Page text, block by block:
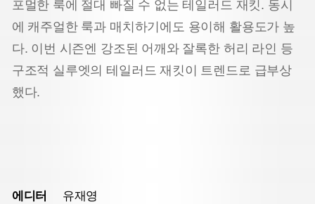
포멀한 룩에 절대 빠질 수 없는 테일러드 재킷. 동시
에 캐주얼한 룩과 매치하기에도 용이해 활용도가 높
다. 이번 시즌엔 강조된 어깨와 잘록한 허리 라인 등
구조적 실루엣의 테일러드 재킷이 트렌드로 급부상
했다.
에디터
유재영